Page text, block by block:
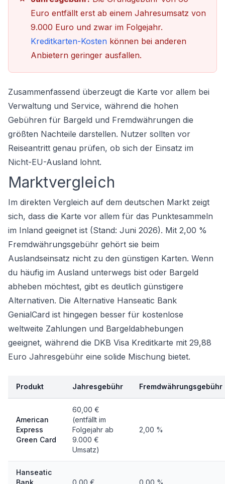
Euro entfällt erst ab einem Jahresumsatz von
9.000 Euro und zwar im Folgejahr.
Kreditkarten-Kosten können bei anderen
Anbietern geringer ausfallen.
Zusammenfassend überzeugt die Karte vor allem bei
Verwaltung und Service, während die hohen
Gebühren für Bargeld und Fremdwährungen die
größten Nachteile darstellen. Nutzer sollten vor
Reiseantritt genau prüfen, ob sich der Einsatz im
Nicht-EU-Ausland lohnt.
Marktvergleich
Im direkten Vergleich auf dem deutschen Markt zeigt
sich, dass die Karte vor allem für das Punktesammeln
im Inland geeignet ist (Stand: Juni 2026). Mit 2,00 %
Fremdwährungsgebühr gehört sie beim
Auslandseinsatz nicht zu den günstigen Karten. Wenn
du häufig im Ausland unterwegs bist oder Bargeld
abheben möchtest, gibt es deutlich günstigere
Alternativen. Die Alternative Hanseatic Bank
GenialCard ist hingegen besser für kostenlose
weltweite Zahlungen und Bargeldabhebungen
geeignet, während die DKB Visa Kreditkarte mit 29,88
Euro Jahresgebühr eine solide Mischung bietet.
Produkt Jahresgebühr Fremdwährungsgebühr
American
Express
Green Card
60,00 €
(entfällt im
Folgejahr ab
9.000 €
Umsatz)
2,00 %
Hanseatic
Bank
0,00 € 0,00 %